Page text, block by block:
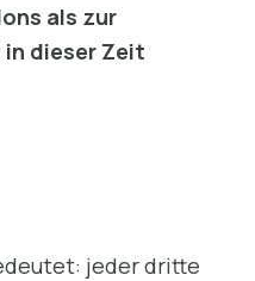
als zur
in dieser Zeit
jeder dritte